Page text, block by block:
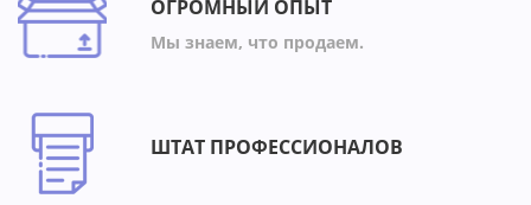
ОГРОМНЫЙ ОПЫТ
Мы знаем, что продаем.
ШТАТ ПРОФЕССИОНАЛОВ